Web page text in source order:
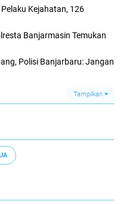
Kejahatan, 126
Banjarmasin Temukan
Polisi Banjarbaru: Jangan
Tampilkan